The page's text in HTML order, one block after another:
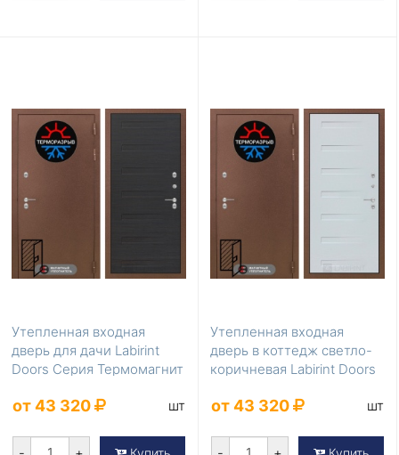
Утепленная входная
дверь для дачи Labirint
Doors Серия Термомагнит
от 43 320 шт
Утепленная входная
дверь в коттедж светло-
коричневая Labirint Doors
от 43 320 шт